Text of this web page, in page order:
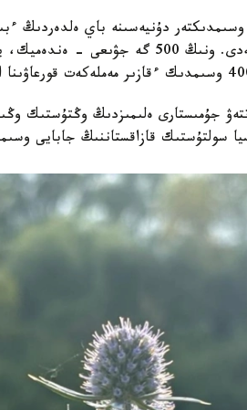
ءتۇرى وسەدى. ونىڭ 500 گە
جۇمىستارى ەلىمىزدىڭ وڭتۇستىك
سولتۇستىك قازاقستاننىڭ جابايى